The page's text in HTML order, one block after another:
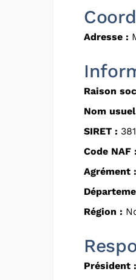
Adresse :
Raison
Nom
SIRET :
Code NAF :
Agrément :
Région :
Président :